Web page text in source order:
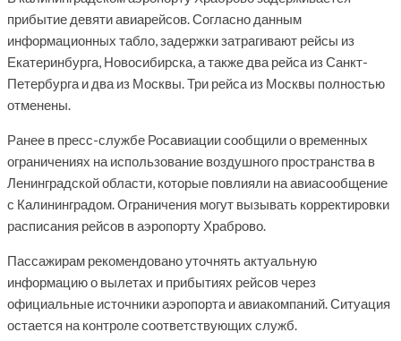
прибытие девяти авиарейсов. Согласно данным
информационных табло, задержки затрагивают рейсы из
Екатеринбурга, Новосибирска, а также два рейса из Санкт-
Петербурга и два из Москвы. Три рейса из Москвы полностью
отменены.
Ранее в пресс-службе Росавиации сообщили о временных
ограничениях на использование воздушного пространства в
Ленинградской области, которые повлияли на авиасообщение
с Калининградом. Ограничения могут вызывать корректировки
расписания рейсов в аэропорту Храброво.
Пассажирам рекомендовано уточнять актуальную
информацию о вылетах и прибытиях рейсов через
официальные источники аэропорта и авиакомпаний. Ситуация
остается на контроле соответствующих служб.